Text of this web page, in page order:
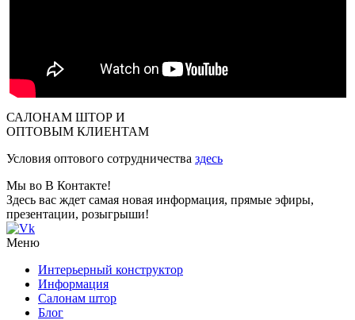
САЛОНАМ ШТОР И
ОПТОВЫМ КЛИЕНТАМ
Условия оптового сотрудничества здесь
Мы во В Контакте!
Здесь вас ждет самая новая информация, прямые эфиры,
презентации, розыгрыши!
Меню
Интерьерный конструктор
Информация
Салонам штор
Блог